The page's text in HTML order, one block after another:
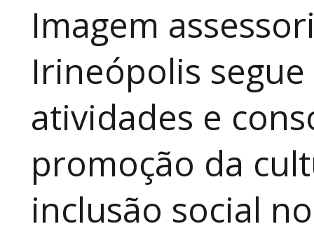
Imagem
Irineópolis
atividades e
promoção da
inclusão social